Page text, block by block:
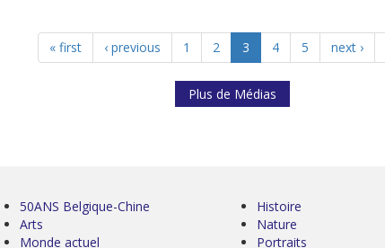
« first ‹ previous 1 2 3 4 5 next ›
Plus de Médias
50ANS Belgique-Chine
Arts
Monde actuel
Histoire
Nature
Portraits